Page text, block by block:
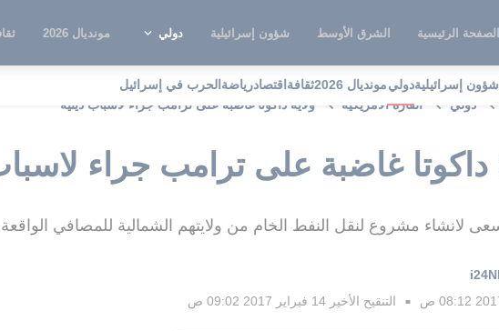
الصفحة الرئيسية الشرق الأوسط شؤون إسرائيلية دولي مونديال 2026
شؤون إسرائيليةدوليمونديال 2026 ثقافة اقتصادرياضة الحرب في إسرائيل
دولي القارة الامريكية ولاية داكوتا غاضبة على ترامب جراء لاسباب دينية
داكوتا غاضبة على ترامب جراء
لانشاء مشروع لنقل النفط الخام من ولايتهم الشمالية للمصافي
■ التنقيح الأخير 14 فبراير 2017 09:02 ص